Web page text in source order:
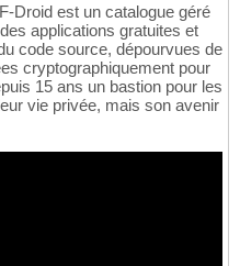
Droid est un catalogue géré
applications gratuites et
code source, dépourvues de
cryptographiquement pour
15 ans un bastion pour les
vie privée, mais son avenir